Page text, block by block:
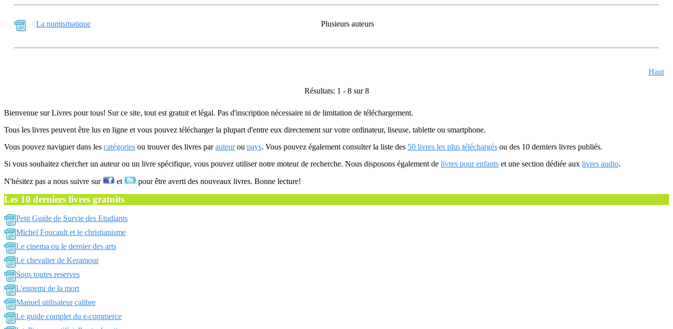
La numismatique Plusieurs auteurs
Haut
Résultats: 1 - 8 sur 8
Bienvenue sur Livres pour tous! Sur ce site, tout est gratuit et légal. Pas d'inscription nécessaire ni de limitation de téléchargement.
Tous les livres peuvent être lus en ligne et vous pouvez télécharger la plupart d'entre eux directement sur votre ordinateur, liseuse, tablette ou smartphone.
Vous pouvez naviguer dans les catégories ou trouver des livres parauteurou pays. Vous pouvez également consulter la liste des 50 livres les plus téléchargés ou des 10 derniers livres publiés.
Si vous souhaitez chercher un auteur ou un livre spécifique, vous pouvez utiliser notre moteur de recherche. Nous disposons également de livres pour enfants et une section dédiée aux livres audio.
N'hésitez pas a nous suivre sur et pour être averti des nouveaux livres. Bonne lecture!
Les 10 derniers livres gratuits
Petit Guide de Survie des Etudiants
Michel Foucault et le christianisme
Le cinema ou le dernier des arts
Le chevalier de Keramour
Sous toutes reserves
L'ennemi de la mort
Manuel utilisateur calibre
Le guide complet du e-commerce